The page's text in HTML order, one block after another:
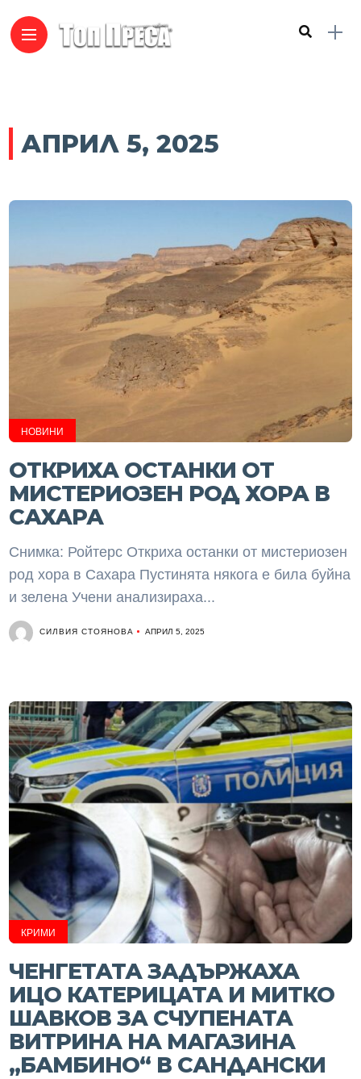
АПРИЛ 5, 2025
НОВИНИ
ОТКРИХА ОСТАНКИ ОТ
МИСТЕРИОЗЕН РОД ХОРА В
САХАРА
Снимка: Ройтерс Откриха останки от мистериозен
род хора в Сахара Пустинята някога е била буйна
и зелена Учени анализираха...
СИЛВИЯ СТОЯНОВА АПРИЛ 5, 2025
КРИМИ
ЧЕНГЕТАТА ЗАДЪРЖАХА
ИЦО КАТЕРИЦАТА И МИТКО
ШАВКОВ ЗА СЧУПЕНАТА
ВИТРИНА НА МАГАЗИНА
„БАМБИНО“ В САНДАНСКИ